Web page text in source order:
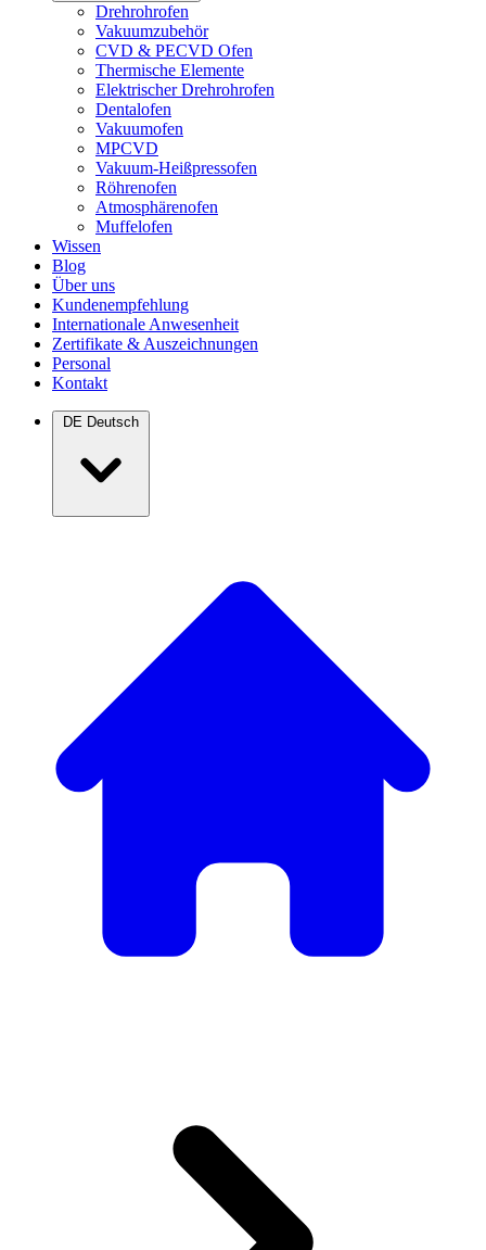
Drehrohrofen
Vakuumzubehör
CVD & PECVD Ofen
Thermische Elemente
Elektrischer Drehrohrofen
Dentalofen
Vakuumofen
MPCVD
Vakuum-Heißpressofen
Röhrenofen
Atmosphärenofen
Muffelofen
Wissen
Blog
Über uns
Kundenempfehlung
Internationale Anwesenheit
Zertifikate & Auszeichnungen
Personal
Kontakt
DE Deutsch